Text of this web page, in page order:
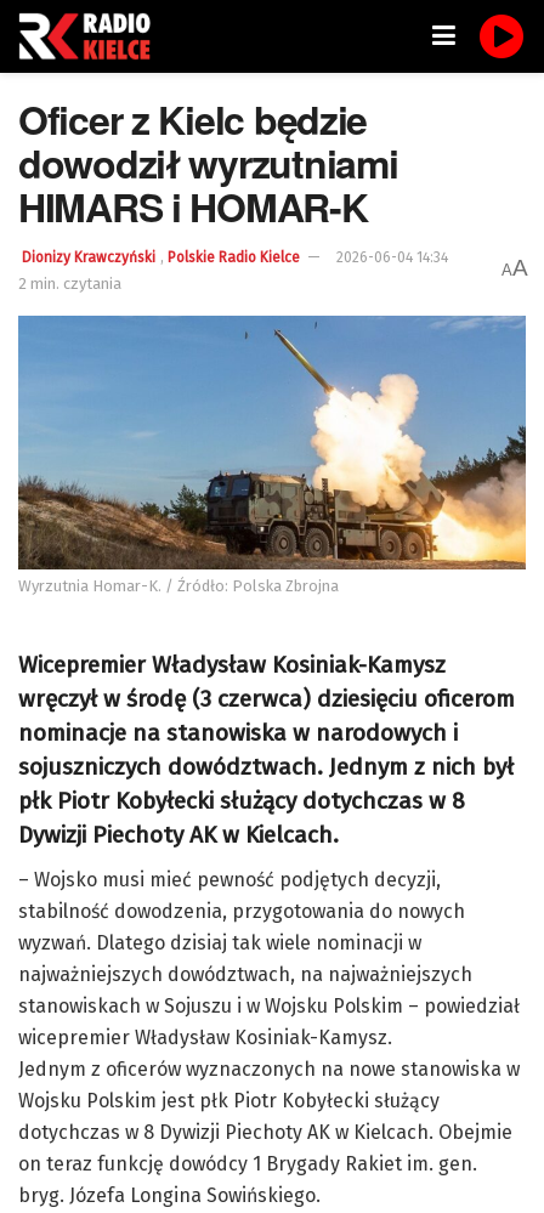
Oficer z Kielc będzie
dowodził wyrzutniami
HIMARS i HOMAR-K
Dionizy Krawczyński , Polskie Radio Kielce 2026-06-04 14:34
2 min. czytania
AA
Wyrzutnia Homar-K. / Źródło: Polska Zbrojna
Wicepremier Władysław Kosiniak-Kamysz
wręczył w środę (3 czerwca) dziesięciu oficerom
nominacje na stanowiska w narodowych i
sojuszniczych dowództwach. Jednym z nich był
płk Piotr Kobyłecki służący dotychczas w 8
Dywizji Piechoty AK w Kielcach.
– Wojsko musi mieć pewność podjętych decyzji,
stabilność dowodzenia, przygotowania do nowych
wyzwań. Dlatego dzisiaj tak wiele nominacji w
najważniejszych dowództwach, na najważniejszych
stanowiskach w Sojuszu i w Wojsku Polskim – powiedział
wicepremier Władysław Kosiniak-Kamysz.
Jednym z oficerów wyznaczonych na nowe stanowiska w
Wojsku Polskim jest płk Piotr Kobyłecki służący
dotychczas w 8 Dywizji Piechoty AK w Kielcach. Obejmie
on teraz funkcję dowódcy 1 Brygady Rakiet im. gen.
bryg. Józefa Longina Sowińskiego.